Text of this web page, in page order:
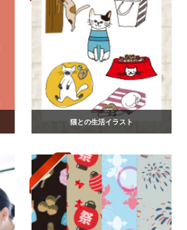
猫との生活イラスト